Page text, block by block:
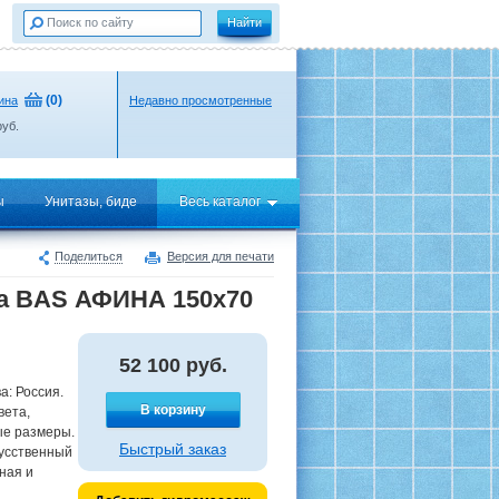
(0) Недавно просмотренные
Унитазы, биде Весь каталог
Поделиться Версия для печати
BAS АФИНА 150х70
Россия.
размеры.
и
52 100 руб.
В корзину
Быстрый заказ